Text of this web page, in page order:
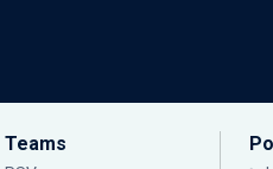
Teams